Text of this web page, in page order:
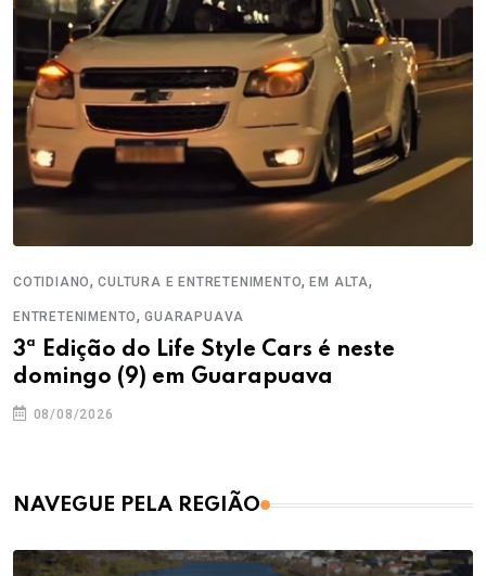
COTIDIANO,CULTURA E ENTRETENIMENTO,EM ALTA,
ENTRETENIMENTO,GUARAPUAVA
3ª Edição do Life Style Cars é neste
domingo (9) em Guarapuava
08/08/2026
NAVEGUE PELA REGIÃO